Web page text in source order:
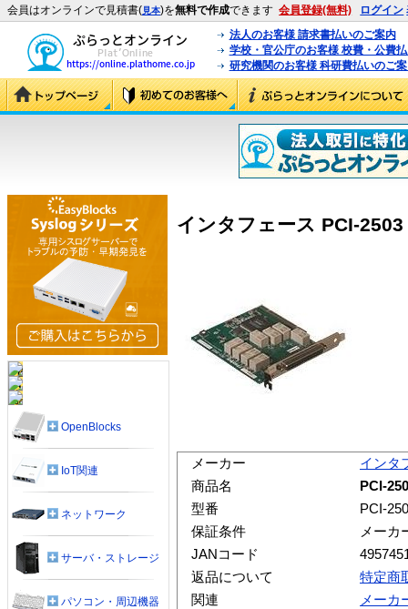
会員はオンラインで見積書(見本)を無料で作成できます 会員登録(無料) ログイン
法人のお客様 請求書払いのご案内
学校・官公庁のお客様 校費・公費
研究機関のお客様 科研費払いのご
インタフェース PCI-
メーカー
インタ
商品名
PCI-
型番
PCI-
保証条件
メーカ
JANコード
返品について
特定商
関連
メーカ
OpenBlocks
IoT関連
ネットワーク
サーバ・ストレージ
パソコン・周辺機器